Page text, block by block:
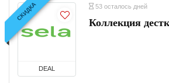
СКИДКА
DEAL
53 осталось дней
Коллекция